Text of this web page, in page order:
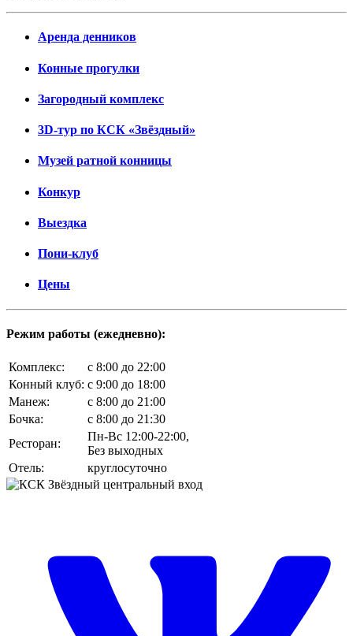
Аренда денников
Конные прогулки
Загородный комплекс
3D-тур по КСК «Звёздный»
Музей ратной конницы
Конкур
Выездка
Пони-клуб
Цены
Режим работы (ежедневно):
Комплекс:
c 8:00 до 22:00
Конный клуб: c 9:00 до 18:00
Манеж:
c 8:00 до 21:00
Бочка:
c 8:00 до 21:30
Ресторан:
Пн-Вс 12:00-22:00,
Без выходных
Отель:
круглосуточно